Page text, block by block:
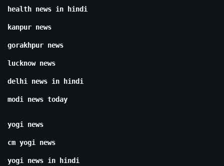
health news in hindi
kanpur news
gorakhpur news
lucknow news
delhi news in hindi
modi news today
yogi news
cm yogi news
yogi news in hindi